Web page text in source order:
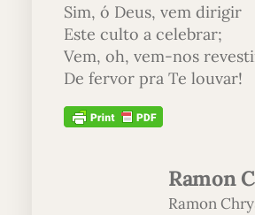
Sim, ó Deus, vem dirigir
Este culto a celebrar;
Vem, oh, vem-nos
De fervor pra Te louvar!
Ramon
Ramon